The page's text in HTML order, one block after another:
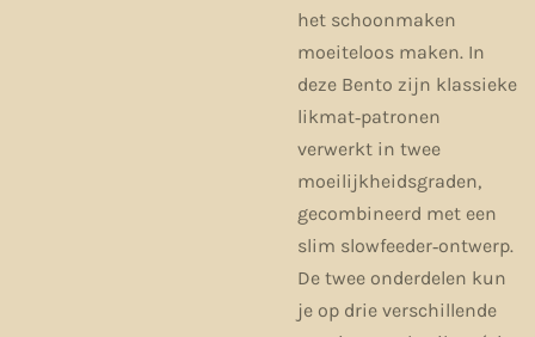
het schoonmaken
moeiteloos maken. In
deze Bento zijn klassieke
likmat‑patronen
verwerkt in twee
moeilijkheidsgraden,
gecombineerd met een
slim slowfeeder‑ontwerp.
De twee onderdelen kun
je op drie verschillende